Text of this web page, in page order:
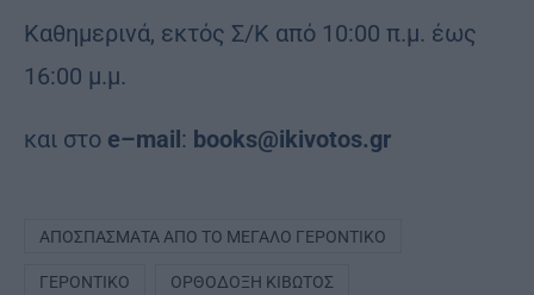
Καθημερινά, εκτός Σ/Κ από 10:00 π.μ. έως
16:00 μ.μ.
και στο e–mail: books@ikivotos.gr
ΑΠΟΣΠΆΣΜΑΤΑ ΑΠΌ ΤΟ ΜΕΓΆΛΟ ΓΕΡΟΝΤΙΚΌ
ΓΕΡΟΝΤΙΚΌ ΟΡΘΌΔΟΞΗ ΚΙΒΩΤΌΣ